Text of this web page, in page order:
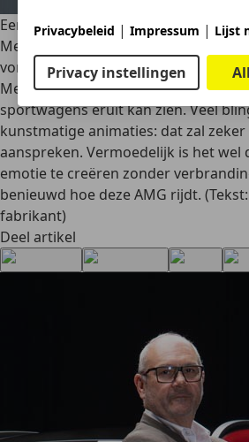
Privacybeleid | Impressum | Lijst
Privacy instellingen
Eerste conclusie
Met de AMG GT 4-deurs Coupé, die
vormt voor andere modellen,
Mercedes zien hoe de toekomst van
sportwagens eruit kan zien. Veel
kunstmatige animaties: dat zal
aanspreken. Vermoedelijk is het wel
emotie te creëren zonder
benieuwd hoe deze AMG rijdt.
fabrikant)
Deel artikel